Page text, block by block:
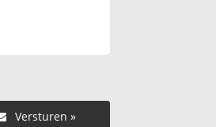
Versturen »